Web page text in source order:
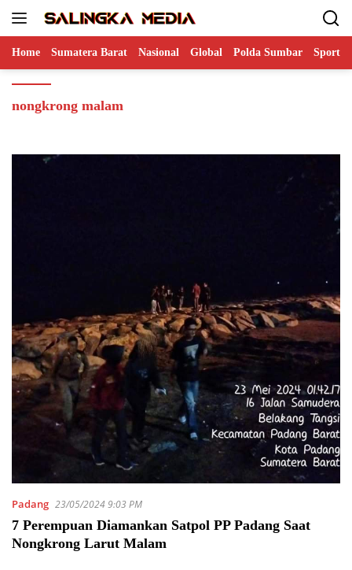
Home Sumatera Barat Nasional Global Polda Sumbar Sports
nongkrong malam
Padang 23/05/2024 9:03 PM
7 Perempuan Diamankan Satpol PP Padang Saat
Nongkrong Larut Malam